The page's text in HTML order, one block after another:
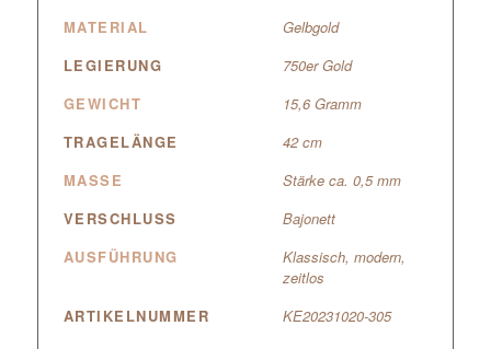
MATERIAL
Gelbgold
LEGIERUNG
750er Gold
GEWICHT
15,6 Gramm
TRAGELÄNGE
42 cm
MASSE
Stärke ca. 0,5 mm
VERSCHLUSS
Bajonett
AUSFÜHRUNG
Klassisch, modern,
zeitlos
ARTIKELNUMMER
KE20231020-305